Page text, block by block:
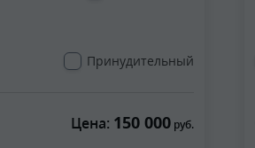
Принудительный
Цена: 150 000руб.